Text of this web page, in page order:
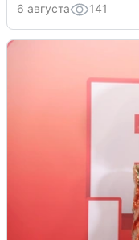
6 августа 141